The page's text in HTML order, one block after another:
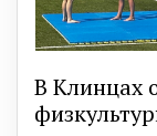
В Клинцах